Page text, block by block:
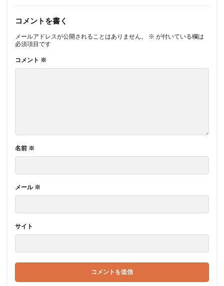
コメントを書く
メールアドレスが公開されることはありません。 ※ が付いている欄は
必須項目です
コメント ※
名前 ※
メール ※
サイト